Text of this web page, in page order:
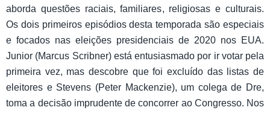
aborda questões raciais, familiares, religiosas e culturais.
Os dois primeiros episódios desta temporada são especiais
e focados nas eleições presidenciais de 2020 nos EUA.
Junior (Marcus Scribner) está entusiasmado por ir votar pela
primeira vez, mas descobre que foi excluído das listas de
eleitores e Stevens (Peter Mackenzie), um colega de Dre,
toma a decisão imprudente de concorrer ao Congresso. Nos